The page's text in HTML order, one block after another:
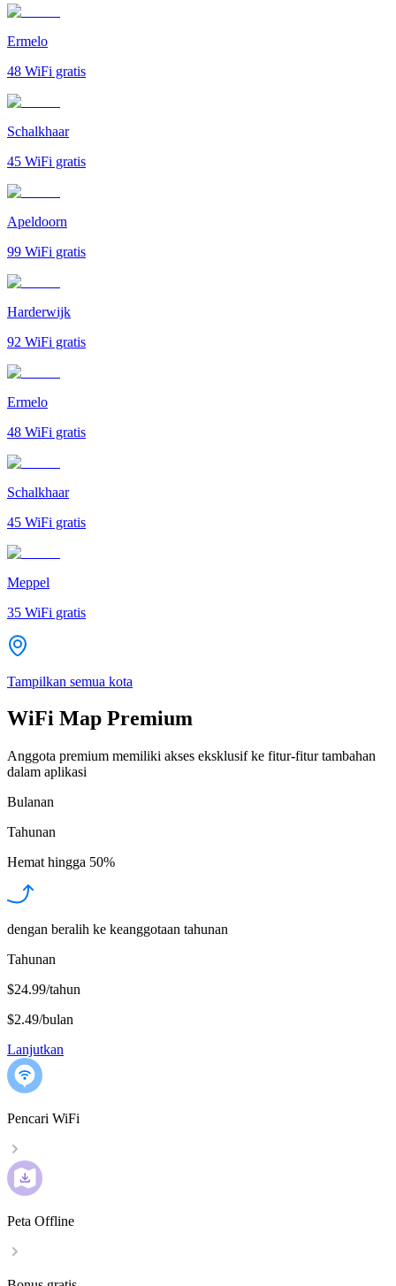
Ermelo
48 WiFi gratis
Schalkhaar
45 WiFi gratis
Apeldoorn
99 WiFi gratis
Harderwijk
92 WiFi gratis
Ermelo
48 WiFi gratis
Schalkhaar
45 WiFi gratis
Meppel
35 WiFi gratis
Tampilkan semua kota
WiFi Map Premium
Anggota premium memiliki akses eksklusif ke fitur-fitur tambahan
dalam aplikasi
Bulanan
Tahunan
Hemat hingga 50%
dengan beralih ke keanggotaan tahunan
Tahunan
$24.99/tahun
$2.49/bulan
Lanjutkan
Pencari WiFi
Peta Offline